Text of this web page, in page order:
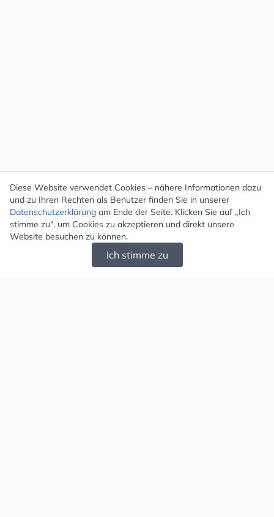
Diese Website verwendet Cookies – nähere Informationen dazu
und zu Ihren Rechten als Benutzer finden Sie in unserer
Datenschutzerklärung am Ende der Seite. Klicken Sie auf „Ich
stimme zu", um Cookies zu akzeptieren und direkt unsere
Website besuchen zu können.
Ich stimme zu